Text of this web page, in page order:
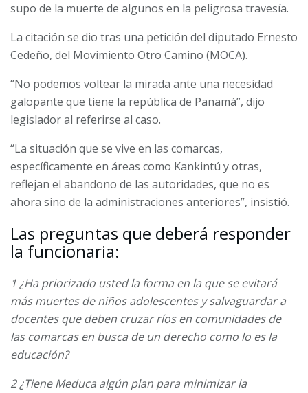
supo de la muerte de algunos en la peligrosa travesía.
La citación se dio tras una petición del diputado Ernesto
Cedeño, del Movimiento Otro Camino (MOCA).
“No podemos voltear la mirada ante una necesidad
galopante que tiene la república de Panamá”, dijo
legislador al referirse al caso.
“La situación que se vive en las comarcas,
específicamente en áreas como Kankintú y otras,
reflejan el abandono de las autoridades, que no es
ahora sino de la administraciones anteriores”, insistió.
Las preguntas que deberá responder
la funcionaria:
1 ¿Ha priorizado usted la forma en la que se evitará
más muertes de niños adolescentes y salvaguardar a
docentes que deben cruzar ríos en comunidades de
las comarcas en busca de un derecho como lo es la
educación?
2 ¿Tiene Meduca algún plan para minimizar la